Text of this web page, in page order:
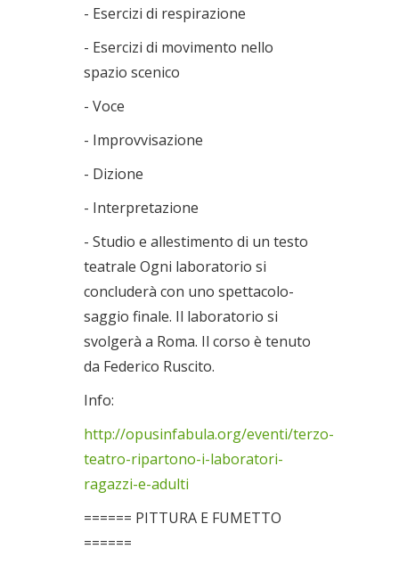
- Esercizi di respirazione
- Esercizi di movimento nello
spazio scenico
- Voce
- Improvvisazione
- Dizione
- Interpretazione
- Studio e allestimento di un testo
teatrale Ogni laboratorio si
concluderà con uno spettacolo-
saggio finale. Il laboratorio si
svolgerà a Roma. Il corso è tenuto
da Federico Ruscito.
Info:
http://opusinfabula.org/eventi/terzo-
teatro-ripartono-i-laboratori-
ragazzi-e-adulti
====== PITTURA E FUMETTO
======